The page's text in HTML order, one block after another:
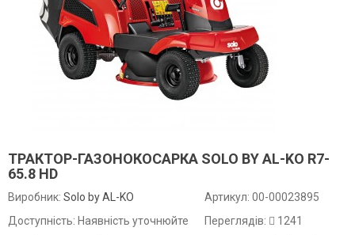
ТРАКТОР-ГАЗОНОКОСАРКА SOLO BY AL-KO R7-
65.8 HD
Виробник: Solo by AL-KO
Доступність: Наявність уточнюйте
Артикул: 00-00023895
Переглядів:
1241